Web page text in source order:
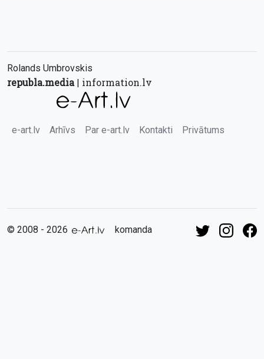
Rolands Umbrovskis
republa.media| information.lv
e-art.lv Arhīvs Par e-art.lv Kontakti Privātums
© 2008 - 2026 komanda